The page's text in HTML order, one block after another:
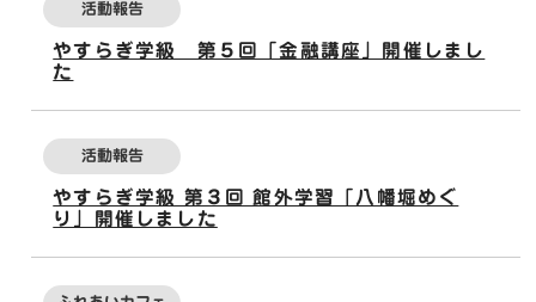
活動報告
やすらぎ学級 第５回「金融講座」開催しまし
た
活動報告
やすらぎ学級 第３回 館外学習「八幡堀めぐ
り」開催しました